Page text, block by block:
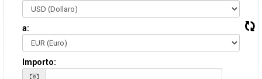
a:
Importo: